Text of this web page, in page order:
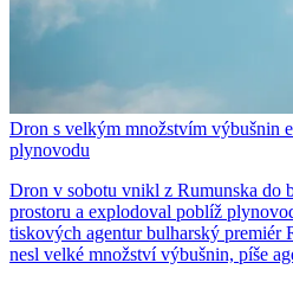
Dron s velkým množstvím výbušnin
plynovodu
Dron v sobotu vnikl z Rumunska do
prostoru a explodoval poblíž
tiskových agentur bulharský premiér
nesl velké množství výbušnin, píše